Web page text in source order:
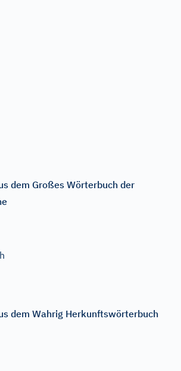
dem Großes Wörterbuch der
dem Wahrig Herkunftswörterbuch